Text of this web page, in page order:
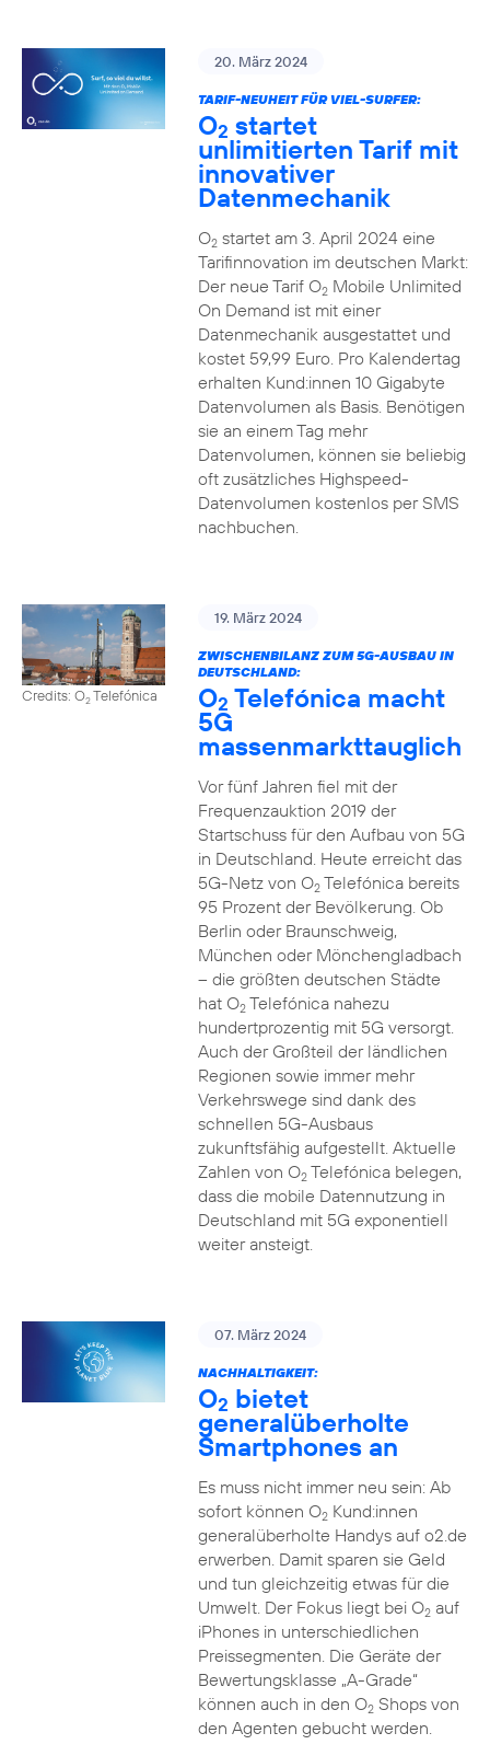
20. März 2024
TARIF-NEUHEIT FÜR VIEL-SURFER:
O2 startet
unlimitierten Tarif mit
innovativer
Datenmechanik
O2startet am 3. April 2024 eine
Tarifinnovation im deutschen Markt:
Der neue Tarif O2Mobile Unlimited
On Demand ist mit einer
Datenmechanik ausgestattet und
kostet 59,99 Euro. Pro Kalendertag
erhalten Kund:innen 10 Gigabyte
Datenvolumen als Basis. Benötigen
sie an einem Tag mehr
Datenvolumen, können sie beliebig
oft zusätzliches Highspeed-
Datenvolumen kostenlos per SMS
nachbuchen.
Credits: O2Telefónica
19. März 2024
ZWISCHENBILANZ ZUM 5G-AUSBAU IN
DEUTSCHLAND:
O2 Telefónica macht
5G
massenmarkttauglich
Vor fünf Jahren fiel mit der
Frequenzauktion 2019 der
Startschuss für den Aufbau von 5G
in Deutschland. Heute erreicht das
5G-Netz von O2Telefónica bereits
95 Prozent der Bevölkerung. Ob
Berlin oder Braunschweig,
München oder Mönchengladbach
– die größten deutschen Städte
hat O2Telefónica nahezu
hundertprozentig mit 5G versorgt.
Auch der Großteil der ländlichen
Regionen sowie immer mehr
Verkehrswege sind dank des
schnellen 5G-Ausbaus
zukunftsfähig aufgestellt. Aktuelle
Zahlen von O2Telefónica belegen,
dass die mobile Datennutzung in
Deutschland mit 5G exponentiell
weiter ansteigt.
07. März 2024
NACHHALTIGKEIT:
O2 bietet
generalüberholte
Smartphones an
Es muss nicht immer neu sein: Ab
sofort können O2Kund:innen
generalüberholte Handys auf o2.de
erwerben. Damit sparen sie Geld
und tun gleichzeitig etwas für die
Umwelt. Der Fokus liegt bei O2auf
iPhones in unterschiedlichen
Preissegmenten. Die Geräte der
Bewertungsklasse „A-Grade“
können auch in den O2Shops von
den Agenten gebucht werden.